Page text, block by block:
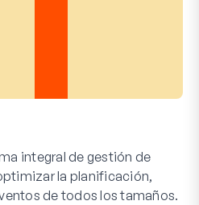
integral de gestión de
la planificación,
de todos los tamaños.